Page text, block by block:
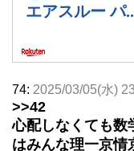
74: 2025/03/05(水)
>>42
心配しなくても数
はみんな理一京情